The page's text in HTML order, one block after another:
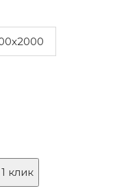
клик